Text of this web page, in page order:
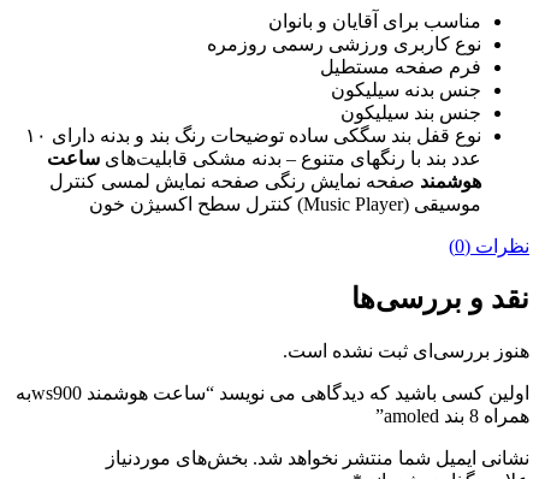
مناسب برای آقایان و بانوان
نوع کاربری ورزشی رسمی روزمره
فرم صفحه مستطیل
جنس بدنه سیلیکون
جنس بند سیلیکون
نوع قفل بند سگکی ساده توضیحات رنگ بند و بدنه
دارای ۱۰
عدد بند با رنگهای متنوع – بدنه مشکی قابلیت‌های ساعت
هوشمند صفحه نمایش رنگی صفحه نمایش لمسی کنترل
موسیقی (Music Player)
کنترل سطح اکسیژن خون
نظرات (0)
نقد و بررسی‌ها
هنوز بررسی‌ای ثبت نشده است.
اولین کسی باشید که دیدگاهی می نویسد “ساعت هوشمند ws900به
همراه 8 بند amoled”
نشانی ایمیل شما منتشر نخواهد شد. بخش‌های موردنیاز